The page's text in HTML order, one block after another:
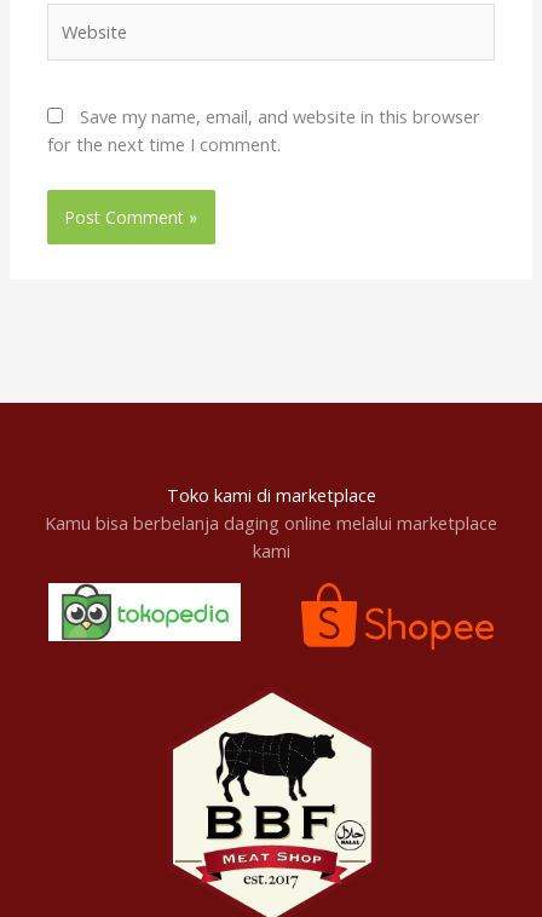
Save my name, email, and website in this browser
for the next time I comment.
Toko kami di marketplace
Kamu bisa berbelanja daging online melalui marketplace
kami